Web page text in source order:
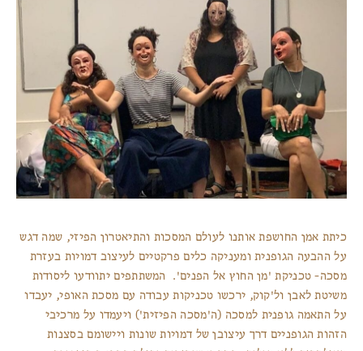
כיתת אמן החושפת אותנו לעולם המסכות והתיאטרון הפיזי, שמה דגש
על ההבעה הגופנית ומעניקה כלים פרקטיים לעיצוב דמויות בעזרת
מסכה- טכניקת 'מן החוץ אל הפנים'. המשתתפים יתוודעו ליסודות
משיטת לאבן ול'קוק, ירכשו טכניקות עבודה עם מסכת האופי, יעבדו
על התאמה גופנית למסכה (ה'מסכה הפיזית') ויעמדו על מרכיבי
הזהות הגופניים דרך עיצובן של דמויות שונות ויישומם בסצנות